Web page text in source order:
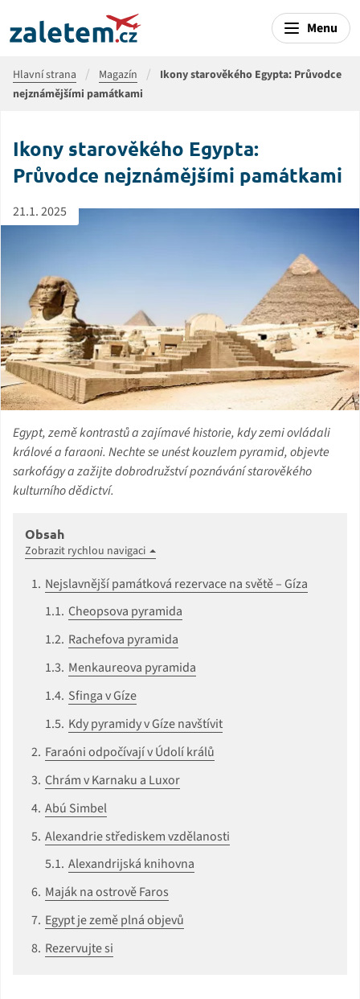
Menu
Hlavní strana Magazín
Ikony starověkého Egypta: Průvodce
nejznámějšími památkami
Ikony starověkého Egypta:
Průvodce nejznámějšími památkami
21.1. 2025
Egypt, země kontrastů a zajímavé historie, kdy zemi ovládali
králové a faraoni. Nechte se unést kouzlem pyramid, objevte
sarkofágy a zažijte dobrodružství poznávání starověkého
kulturního dědictví.
Obsah
Zobrazit rychlou navigaci
Nejslavnější památková rezervace na světě – Gíza
Cheopsova pyramida
Rachefova pyramida
Menkaureova pyramida
Sfinga v Gíze
Kdy pyramidy v Gíze navštívit
Faraóni odpočívají v Údolí králů
Chrám v Karnaku a Luxor
Abú Simbel
Alexandrie střediskem vzdělanosti
Alexandrijská knihovna
Maják na ostrově Faros
Egypt je země plná objevů
Rezervujte si